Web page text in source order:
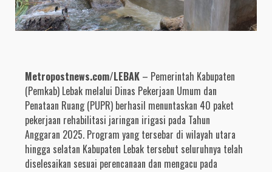
Metropostnews.com/LEBAK – Pemerintah Kabupaten
(Pemkab) Lebak melalui Dinas Pekerjaan Umum dan
Penataan Ruang (PUPR) berhasil menuntaskan 40 paket
pekerjaan rehabilitasi jaringan irigasi pada Tahun
Anggaran 2025. Program yang tersebar di wilayah utara
hingga selatan Kabupaten Lebak tersebut seluruhnya telah
diselesaikan sesuai perencanaan dan mengacu pada